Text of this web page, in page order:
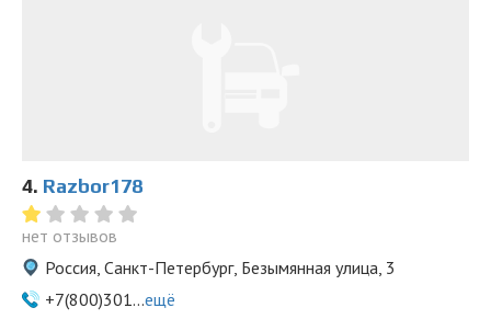
4. Razbor178
нет отзывов
Россия, Санкт-Петербург, Безымянная улица, 3
+7(800)301...ещё